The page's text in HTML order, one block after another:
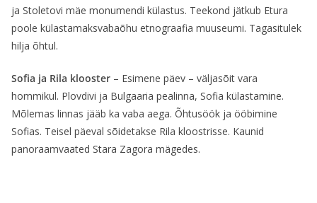
ja Stoletovi mäe monumendi külastus. Teekond jätkub Etura
poole külastamaksvabaõhu etnograafia muuseumi. Tagasitulek
hilja õhtul.
Sofia ja Rila klooster – Esimene päev – väljasõit vara
hommikul. Plovdivi ja Bulgaaria pealinna, Sofia külastamine.
Mõlemas linnas jääb ka vaba aega. Õhtusöök ja ööbimine
Sofias. Teisel päeval sõidetakse Rila kloostrisse. Kaunid
panoraamvaated Stara Zagora mägedes.